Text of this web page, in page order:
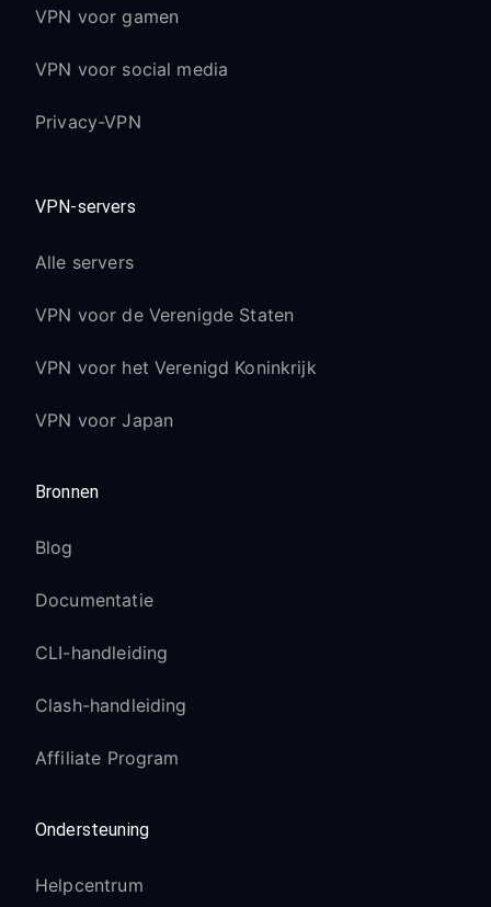
VPN voor gamen
VPN voor social media
Privacy-VPN
VPN-servers
Alle servers
VPN voor de Verenigde Staten
VPN voor het Verenigd Koninkrijk
VPN voor Japan
Bronnen
Blog
Documentatie
CLI-handleiding
Clash-handleiding
Affiliate Program
Ondersteuning
Helpcentrum